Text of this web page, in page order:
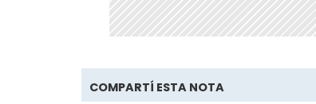
COMPARTÍ ESTA NOTA